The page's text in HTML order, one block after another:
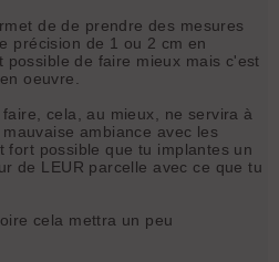
de de prendre des mesures
précision de 1 ou 2 cm en
possible de faire mieux mais c'est
oeuvre.
cela, au mieux, ne servira à
ambiance avec les
fort possible que tu implantes un
de LEUR parcelle avec ce que tu
cela mettra un peu